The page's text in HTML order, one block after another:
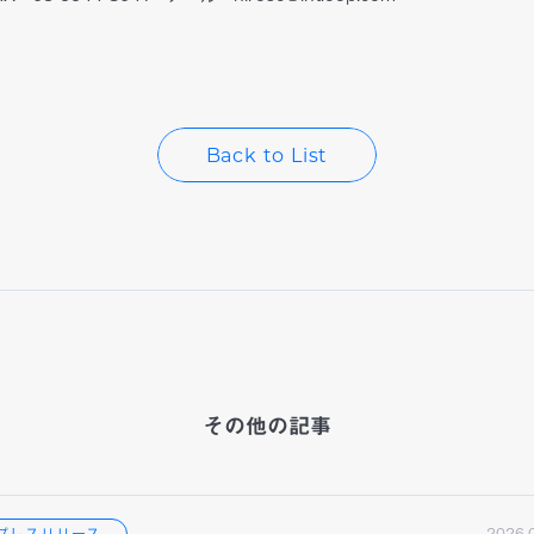
Back to List
その他の記事